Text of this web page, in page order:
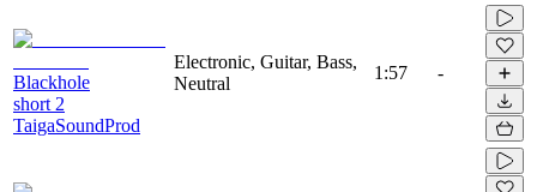
Blackhole
short 2
TaigaSoundProd
Electronic, Guitar, Bass,
Neutral
1:57 -